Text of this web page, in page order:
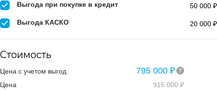
Выгода при покупке в кредит 50 000 ₽
Выгода КАСКО 20 000 ₽
Стоимость
Цена с учетом выгод 795 000 ₽
Цена 915 000 ₽